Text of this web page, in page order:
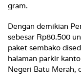
gram.
Dengan demikian
sebesar Rp80.500
paket sembako
halaman parkir
Negeri Batu Merah,